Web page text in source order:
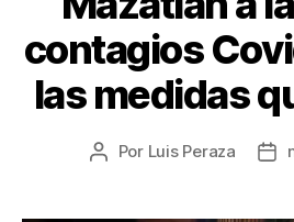
contagios
las medidas
Por Luis Peraza